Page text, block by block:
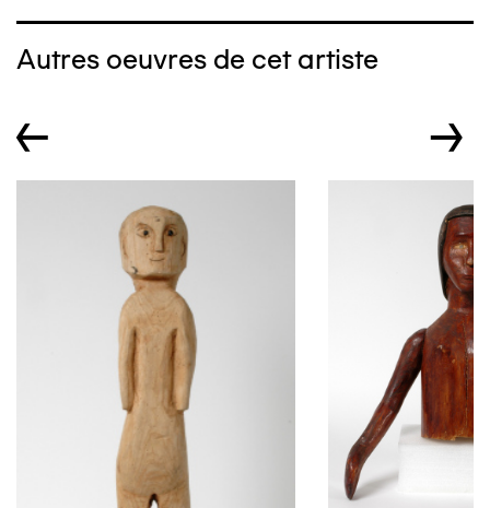
Autres oeuvres de cet artiste
← →